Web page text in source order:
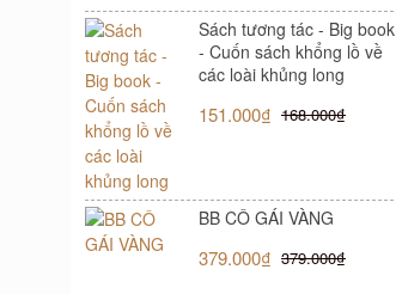
Sách tương tác - Big book
- Cuốn sách khổng lồ về
các loài khủng long
151.000₫ 168.000₫
BB CÔ GÁI VÀNG
379.000₫ 379.000₫